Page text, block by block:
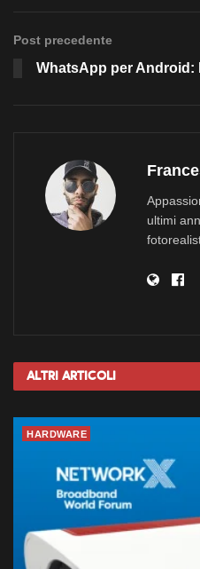
Post precedente
WhatsApp per Android:
ultimi
Altri Articoli
HARDWARE